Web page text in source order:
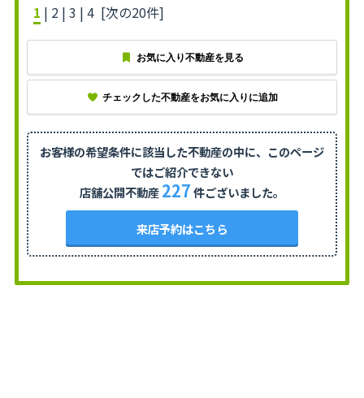
1 | 2 | 3 | 4 [次の20件]
お気に入り不動産を見る
チェックした不動産をお気に入りに追加
お客様の希望条件に該当した不動産の中に、 このページ
ではご紹介できない
店舗公開不動産227件ございました。
来店予約はこちら